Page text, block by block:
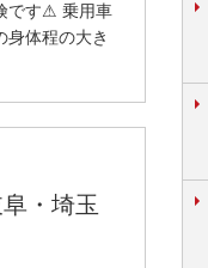
です⚠ 乗用車
身体程の大き
・埼玉